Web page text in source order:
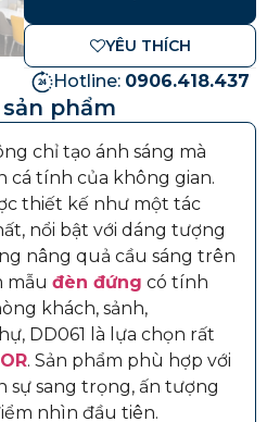
YÊU THÍCH
Hotline: 0906.418.437
phẩm
chỉ tạo ánh sáng mà
cá tính của không gian.
thiết kế như một tác
nổi bật với dáng tượng
nâng quả cầu sáng trên
mẫu đèn đứng có tính
khách, sảnh,
DD061 là lựa chọn rất
. Sản phẩm phù hợp với
sự sang trọng, ấn tượng
nhìn đầu tiên.